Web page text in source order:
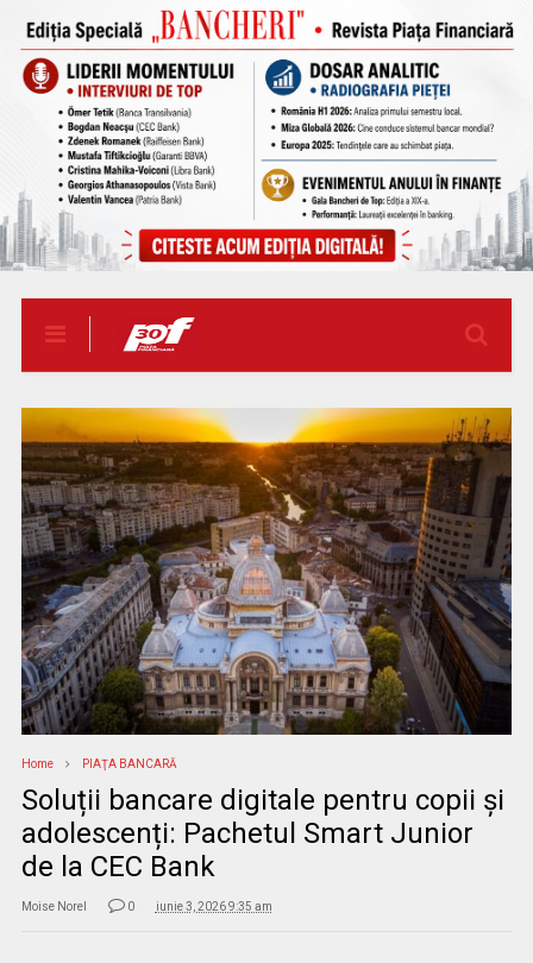
Home PIAŢA BANCARĂ
Soluții bancare digitale pentru copii și
adolescenți: Pachetul Smart Junior
de la CEC Bank
Moise Norel 0 iunie 3, 2026 9:35 am